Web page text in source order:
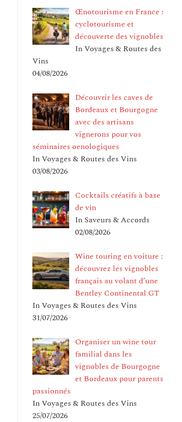
Œnotourisme en France :
cyclotourisme et
découverte des vignobles
In Voyages & Routes des
Vins
04/08/2026
Découvrir les caves de
Bordeaux et Bourgogne
avec des artisans
vignerons pour vos
séminaires oenologiques
In Voyages & Routes des Vins
03/08/2026
Cocktails créatifs à base
de vin
In Saveurs & Accords
02/08/2026
Wine touring en voiture :
découvrez les vignobles
français au volant d’une
Bentley Continental GT
In Voyages & Routes des Vins
31/07/2026
Organiser un wine tour
familial dans les
vignobles de Bourgogne
et Bordeaux pour parents
passionnés
In Voyages & Routes des Vins
25/07/2026